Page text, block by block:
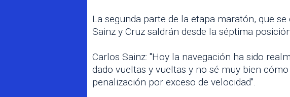
La segunda parte de la etapa maratón, que
Sainz y Cruz saldrán desde la séptima
Carlos Sainz: "Hoy la navegación ha sido
dado vueltas y vueltas y no sé muy bien
penalización por exceso de velocidad".